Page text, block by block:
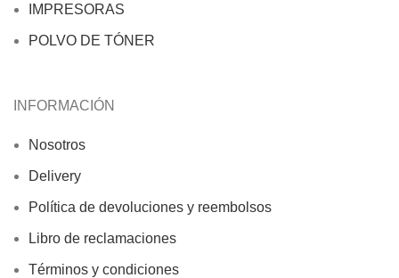
IMPRESORAS
POLVO DE TÓNER
INFORMACIÓN
Nosotros
Delivery
Política de devoluciones y reembolsos
Libro de reclamaciones
Términos y condiciones